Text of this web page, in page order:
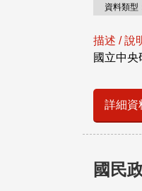
資料類型
描述 / 說
國立中
詳細資
國民